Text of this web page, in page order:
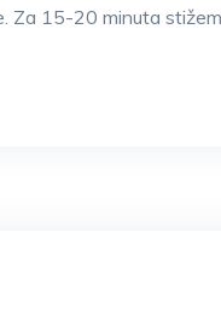
Za 15-20 minuta